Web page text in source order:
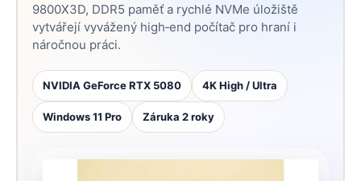
9800X3D, DDR5 paměť a rychlé NVMe úložiště
vytvářejí vyvážený high‑end počítač pro hraní i
náročnou práci.
NVIDIA GeForce RTX 5080 4K High / Ultra
Windows 11 Pro Záruka 2 roky